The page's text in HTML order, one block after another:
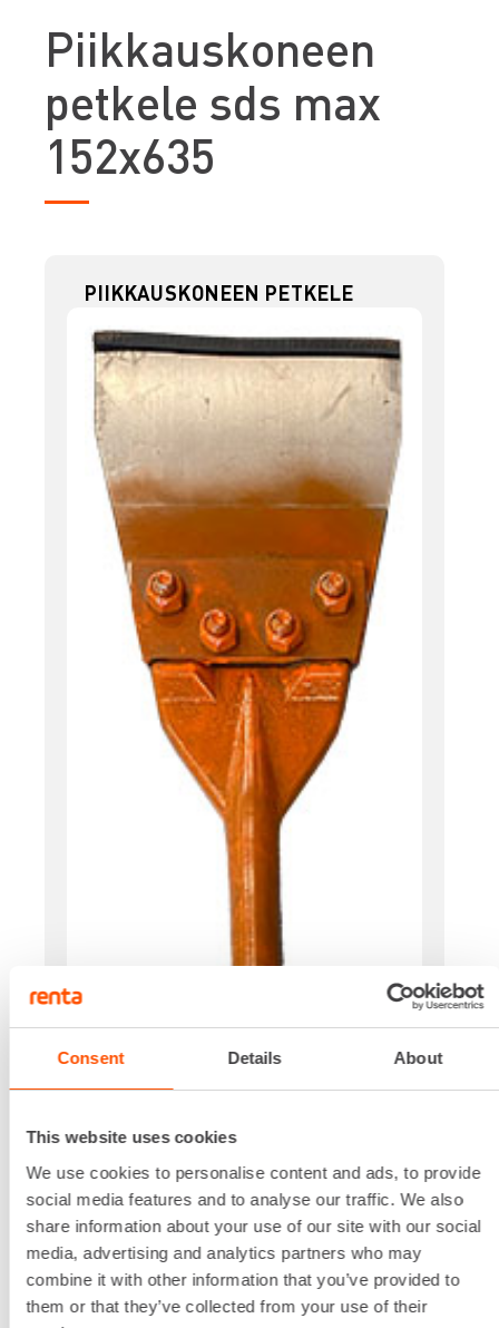
Consent Details About
This website uses cookies
We use cookies to personalise content and ads, to provide
social media features and to analyse our traffic. We also
share information about your use of our site with our social
media, advertising and analytics partners who may
combine it with other information that you’ve provided to
them or that they’ve collected from your use of their
Piikkauskoneen
petkele sds max
152x635
PIIKKAUSKONEEN PETKELE